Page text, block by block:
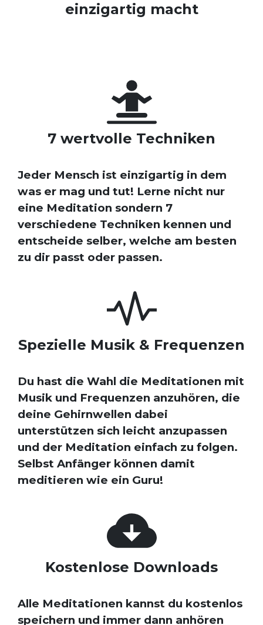
einzigartig macht
7 wertvolle Techniken
Jeder Mensch ist einzigartig in dem
was er mag und tut! Lerne nicht nur
eine Meditation sondern 7
verschiedene Techniken kennen und
entscheide selber, welche am besten
zu dir passt oder passen.
Spezielle Musik & Frequenzen
Du hast die Wahl die Meditationen mit
Musik und Frequenzen anzuhören, die
deine Gehirnwellen dabei
unterstützen sich leicht anzupassen
und der Meditation einfach zu folgen.
Selbst Anfänger können damit
meditieren wie ein Guru!
Kostenlose Downloads
Alle Meditationen kannst du kostenlos
speichern und immer dann anhören